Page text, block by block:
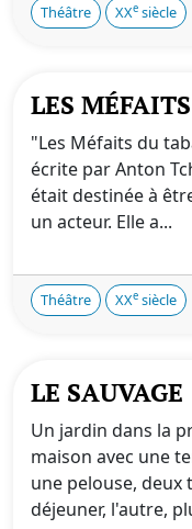
Théâtre XXe siècle
LES
"Les Méfaits du
écrite par Anton
était destinée à
un acteur. Elle a...
Théâtre XXe siècle
LE SAUVAGE
Un jardin dans la
maison avec une
une pelouse, deux
déjeuner, l'autre,